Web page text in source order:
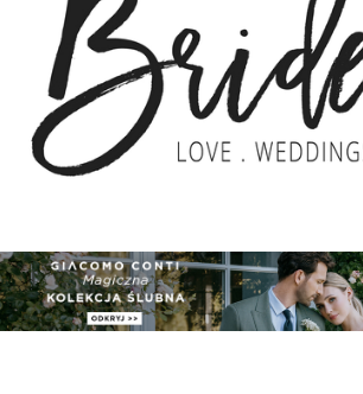
KONTAKT
REKLAMA
ADVERTISING
ZGŁOSZENIA